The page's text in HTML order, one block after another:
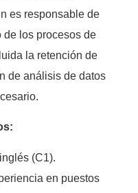
es responsable de
los procesos de
la retención de
de análisis de datos
(C1).
en puestos